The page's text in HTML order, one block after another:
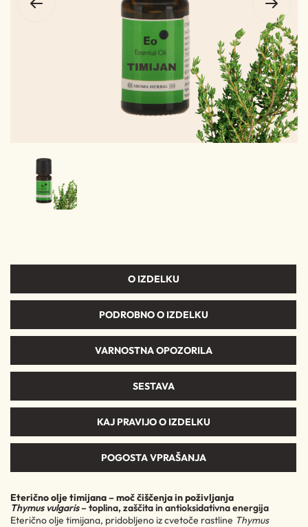
O IZDELKU
PODROBNO O IZDELKU
VARNOSTNA OPOZORILA
SESTAVA
KAJ PRAVIJO O IZDELKU
POGOSTA VPRAŠANJA
Eterično olje timijana – moč čiščenja in poživljanja
Thymus vulgaris– toplina, zaščita in antioksidativna energija
Eterično olje timijana, pridobljeno iz cvetoče rastline Thymus